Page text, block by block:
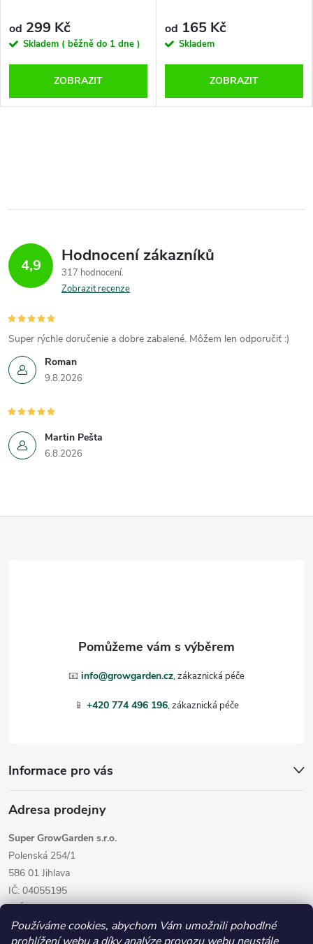
Používáme cookies, abychom Vám umožnili pohodlné
od 299 Kč
Skladem ( běžně do 1 dne )
ZOBRAZIT
od 165 Kč
Skladem
ZOBRAZIT
4,9 Hodnocení zákazníků
317 hodnocení
Zobrazit recenze
Roman
9.8.2026
Super rýchle doručenie a dobre zabalené. Môžem len odporučiť :)
Martin Pešta
6.8.2026
📧 info@growgarden.cz
📱 +420 774 496 196
Informace pro vás
Adresa prodejny
Super GrowGarden s.r.o.
Polenská 254/1
586 01 Jihlava
IČ: 04055195
DIČ: CZ04055195